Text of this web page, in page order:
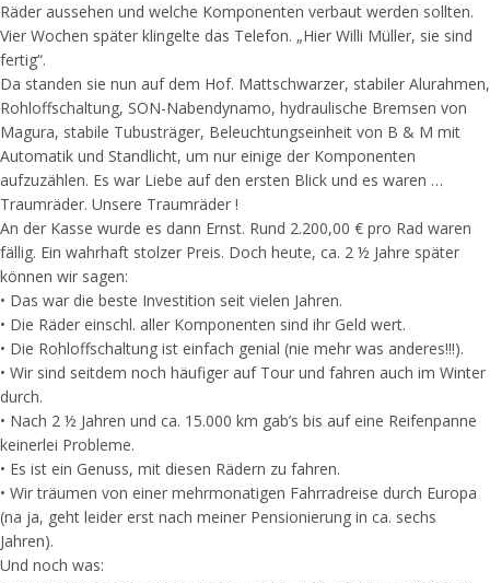
Räder aussehen und welche Komponenten verbaut werden sollten.
Vier Wochen später klingelte das Telefon. „Hier Willi Müller, sie sind
fertig“.
Da standen sie nun auf dem Hof. Mattschwarzer, stabiler Alurahmen,
Rohloffschaltung, SON-Nabendynamo, hydraulische Bremsen von
Magura, stabile Tubusträger, Beleuchtungseinheit von B & M mit
Automatik und Standlicht, um nur einige der Komponenten
aufzuzählen. Es war Liebe auf den ersten Blick und es waren …
Traumräder. Unsere Traumräder !
An der Kasse wurde es dann Ernst. Rund 2.200,00 € pro Rad waren
fällig. Ein wahrhaft stolzer Preis. Doch heute, ca. 2 ½ Jahre später
können wir sagen:
• Das war die beste Investition seit vielen Jahren.
• Die Räder einschl. aller Komponenten sind ihr Geld wert.
• Die Rohloffschaltung ist einfach genial (nie mehr was anderes!!!).
• Wir sind seitdem noch häufiger auf Tour und fahren auch im Winter
durch.
• Nach 2 ½ Jahren und ca. 15.000 km gab’s bis auf eine Reifenpanne
keinerlei Probleme.
• Es ist ein Genuss, mit diesen Rädern zu fahren.
• Wir träumen von einer mehrmonatigen Fahrradreise durch Europa
(na ja, geht leider erst nach meiner Pensionierung in ca. sechs
Jahren).
Und noch was: